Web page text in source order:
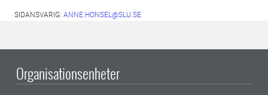
SIDANSVARIG: ANNE.HONSEL@SLU.SE
Organisationsenheter